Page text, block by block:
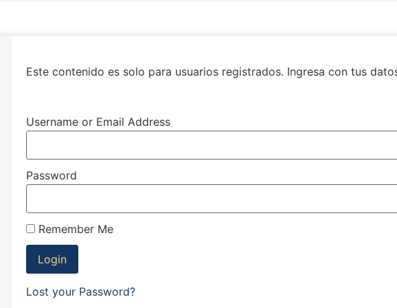
Este contenido es solo para usuarios registrados. Ingresa con tus
Username or Email Address
Password
Remember Me
Lost your Password?